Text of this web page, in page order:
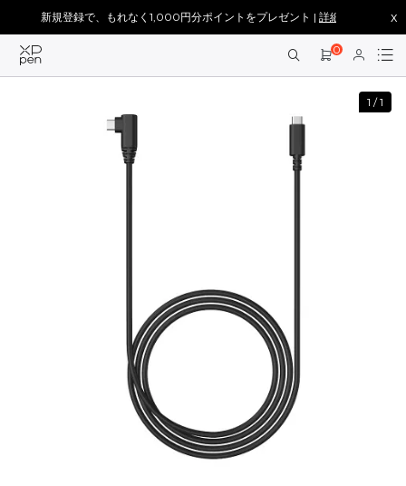
新規登録で、もれなく1,000円分ポイントをプレゼント | 詳細を見る > x
0
1 /1